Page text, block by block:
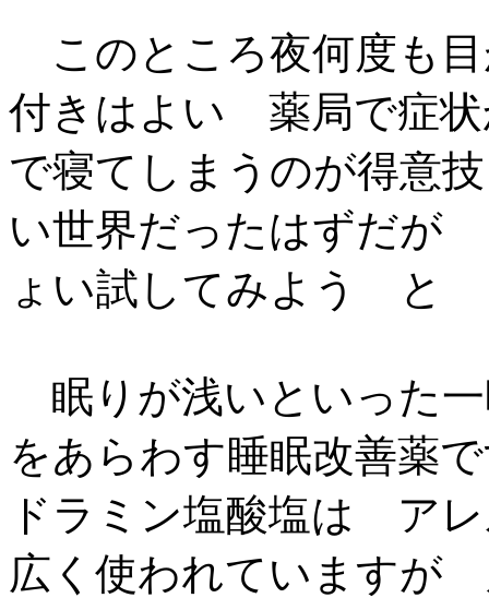
このところ夜何度も
付きはよい 薬局で症
で寝てしまうのが得意
い世界だったはずだ
ょい試してみよう と
眠りが浅いといった
をあらわす睡眠改善薬
ドラミン塩酸塩は ア
広く使われていますが